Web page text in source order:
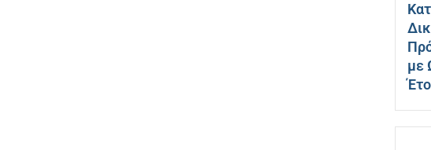
με